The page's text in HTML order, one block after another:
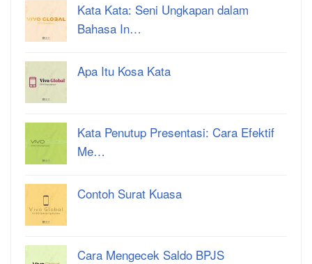
Kata Kata: Seni Ungkapan dalam
Bahasa In…
Apa Itu Kosa Kata
Kata Penutup Presentasi: Cara Efektif
Me…
Contoh Surat Kuasa
Cara Mengecek Saldo BPJS